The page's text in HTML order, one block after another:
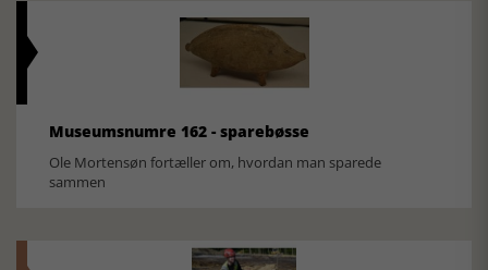
Museumsnumre 162 - sparebøsse
Ole Mortensøn fortæller om, hvordan man sparede
sammen